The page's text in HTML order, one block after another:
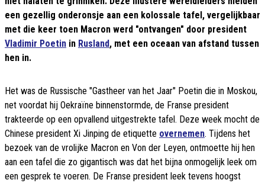
een gezellig onderonsje aan een kolossale tafel, vergelijkbaar
met die keer toen Macron werd "ontvangen" door president
Vladimir Poetin in Rusland, met een oceaan van afstand tussen
hen in.
Het was de Russische "Gastheer van het Jaar" Poetin die in Moskou,
net voordat hij Oekraïne binnenstormde, de Franse president
trakteerde op een opvallend uitgestrekte tafel. Deze week mocht de
Chinese president Xi Jinping de etiquette overnemen. Tijdens het
bezoek van de vrolijke Macron en Von der Leyen, ontmoette hij hen
aan een tafel die zo gigantisch was dat het bijna onmogelijk leek om
een gesprek te voeren. De Franse president leek tevens hoogst